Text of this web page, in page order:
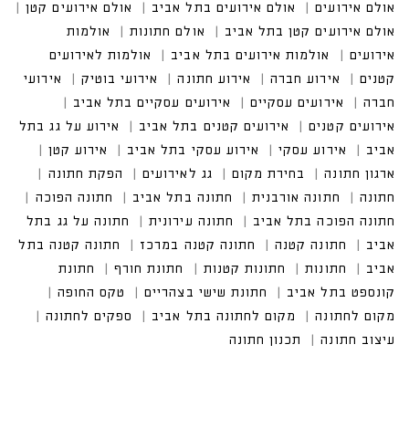
אולם אירועים אולם אירועים בתל אביב
אולם אירועים קטן
אולם אירועים קטן בתל אביב
אולם חתונות
אולמות אירו
עים
אולמות אירועים בתל אביב
אולמות לאירועים קטנים
אירוע חברה
אירוע חתונה
אירועי בוטיק
אירועים עסקיים
אירועים עסקיים בתל אביב
אירועים קטנים בתל אביב
אירוע על גג בתל אביב
אירוע עסקי בתל אביב